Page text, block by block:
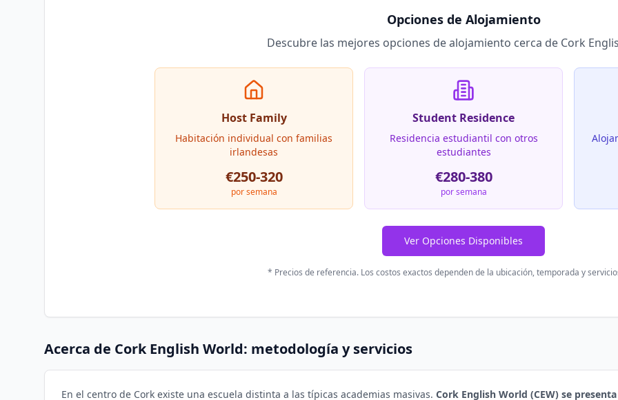
Opciones de Alojamiento
Descubre las mejores opciones de alojamiento cerca de Cork
Host Family
Habitación individual con familias
irlandesas
€250-320
por semana
Student Residence
Residencia estudiantil con otros
estudiantes
€280-380
por semana
Ver Opciones Disponibles
* Precios de referencia. Los costos exactos dependen de la ubicación, temporada y
Acerca de Cork English World: metodología y servicios
En el centro de Cork existe una escuela distinta a las típicas academias masivas. Cork English World (CEW) se